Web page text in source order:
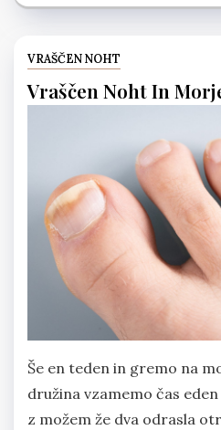
VRAŠČEN NOHT
Vraščen Noht In
Še en teden in gremo na
družina vzamemo čas
z možem že dva odrasla